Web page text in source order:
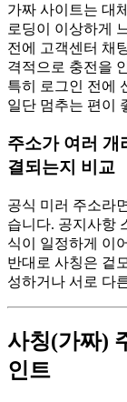
가짜 사이트는 대
로딩이 이상하게
전에 고객센터 채
격적으로 충전을
특히 로그인 전에
일단 멈추는 편이
주소가 여러 개
결되는지 비교
공식 미러 주소라
습니다. 공지사항
식이 일정하게 이
반대로 사칭은 겉
성하거나 서로 다
사칭(가짜)
인트